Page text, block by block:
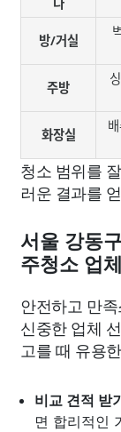
방/거실
주방
화장실
청소 범위를
러운 결과를
서울 강동
주청소 업
안전하고 만
신중한 업체
고를 때 유용
비교 견적 받
면 합리적인